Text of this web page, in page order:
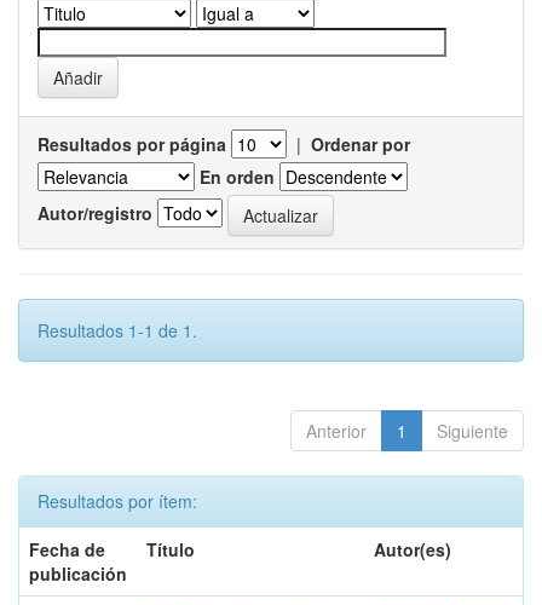
Resultados por página | Ordenar por
En orden
Autor/registro
Resultados 1-1 de 1.
Anterior 1 Siguiente
Resultados por ítem:
Fecha de
publicación
Título Autor(es)